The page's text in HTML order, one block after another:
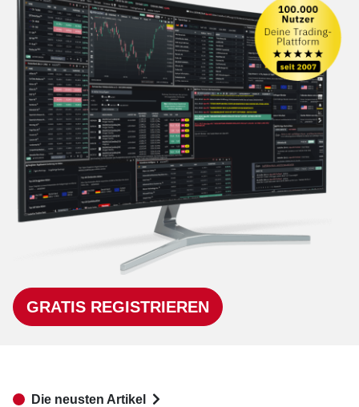
GRATIS REGISTRIEREN
Die neusten Artikel